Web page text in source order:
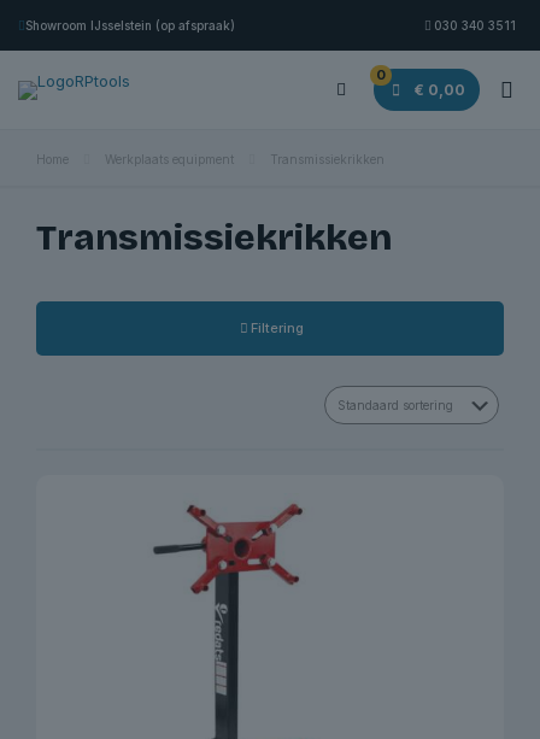
Showroom IJsselstein (op afspraak) 030 340 3511
0
€ 0,00
Home Werkplaats equipment Transmissiekrikken
Transmissiekrikken
Filtering